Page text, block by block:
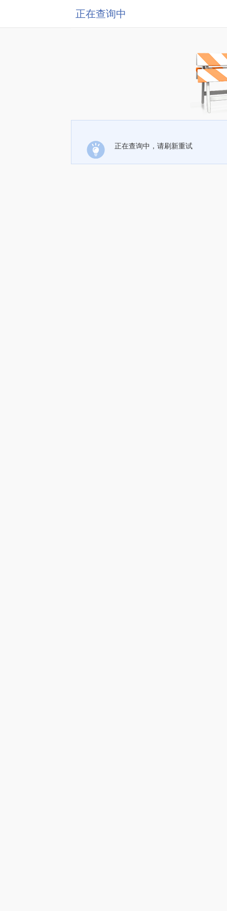
正在查询中
正在查询中，请刷新重试